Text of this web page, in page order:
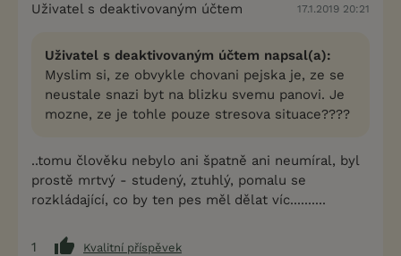
Uživatel s deaktivovaným účtem 17.1.2019 20:21
Uživatel s deaktivovaným účtem napsal(a):
Myslim si, ze obvykle chovani pejska je, ze se
neustale snazi byt na blizku svemu panovi. Je
mozne, ze je tohle pouze stresova situace????
..tomu člověku nebylo ani špatně ani neumíral, byl
prostě mrtvý - studený, ztuhlý, pomalu se
rozkládající, co by ten pes měl dělat víc..........
1
Kvalitní příspěvek